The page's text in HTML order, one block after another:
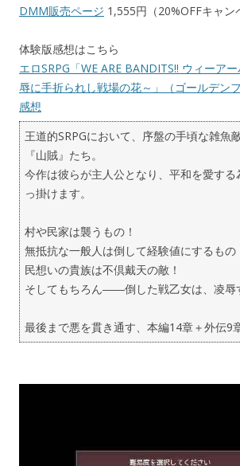
DMM販売ページ 1,555円（20%OFFキャン
体験版感想はこちら
エロSRPG「WE ARE BANDITS!! ウィーア
辱に手折られし戦場の花～」（ゴールデン
感想
王道的SRPGにおいて、序盤の手頃な雑魚
『山賊』たち。
今作は彼らが主人公となり、平和を愛する
っ掛けます。
村や民家は襲うもの！
無抵抗な一般人は倒して経験値にするもの
民想いの貴族は不倶戴天の敵！
そしてもちろん――倒した戦乙女は、凌辱
最後まで悪を貫き通す、本編14章＋外伝9